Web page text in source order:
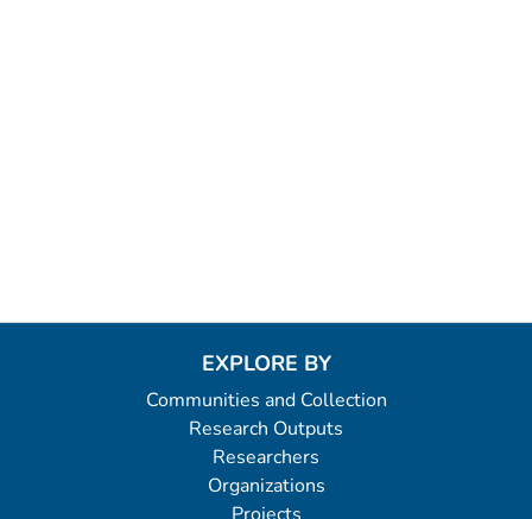
EXPLORE BY
Communities and Collection
Research Outputs
Researchers
Organizations